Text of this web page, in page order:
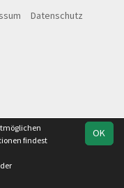
Datenschutz
OK
findest